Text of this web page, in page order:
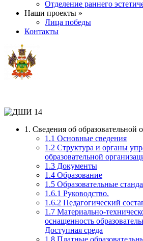
Отделение раннего
Наши проекты »
Лица победы
Контакты
1. Сведения об образовательной
1.1 Основные сведения
1.2 Структура и органы
образовательной
1.3 Документы
1.4 Образование
1.5 Образовательные
1.6.1 Руководство.
1.6.2 Педагогический
1.7 Материально-
оснащенность
Доступная среда
1.8 Платные